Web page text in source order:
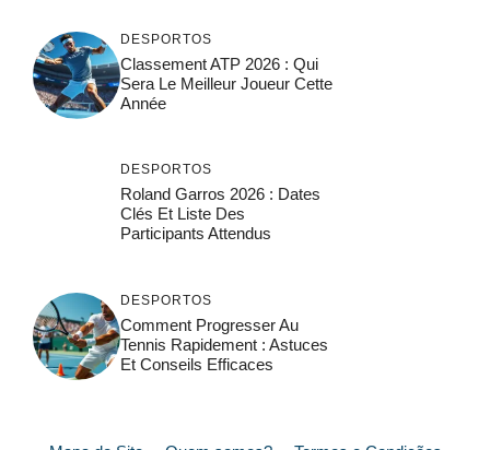
DESPORTOS
Classement ATP 2026 : Qui
Sera Le Meilleur Joueur Cette
Année
DESPORTOS
Roland Garros 2026 : Dates
Clés Et Liste Des
Participants Attendus
DESPORTOS
Comment Progresser Au
Tennis Rapidement : Astuces
Et Conseils Efficaces